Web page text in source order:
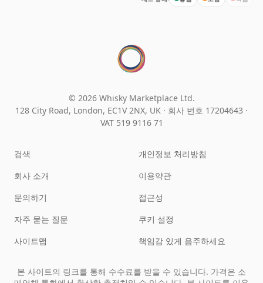
© 2026 Whisky Marketplace Ltd.
128 City Road, London, EC1V 2NX, UK · 회사 번호 17204643 ·
VAT 519 9116 71
검색
회사 소개
문의하기
자주 묻는 질문
사이트맵
개인정보 처리방침
이용약관
접근성
쿠키 설정
책임감 있게 음주하세요
본 사이트의 링크를 통해 수수료를 받을 수 있습니다. 가격은 소